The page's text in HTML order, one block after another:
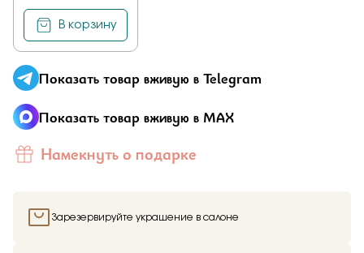
В корзину
Показать товар вживую в Telegram
Показать товар вживую в MAX
Намекнуть о подарке
Зарезервируйте украшение в салоне